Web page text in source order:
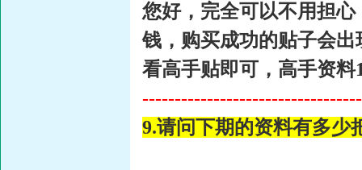
您好，完全可以不用担
钱，购买成功的贴子会
看高手贴即可，高手资
9.请问下期的资料有多少